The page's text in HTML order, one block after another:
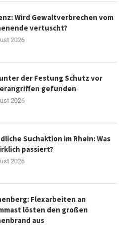
Wird Gewaltverbrechen vom
vertuscht?
2026
der Festung Schutz vor
gefunden
2026
Suchaktion im Rhein: Was
passiert?
2026
Flexarbeiten an
lösten den großen
aus